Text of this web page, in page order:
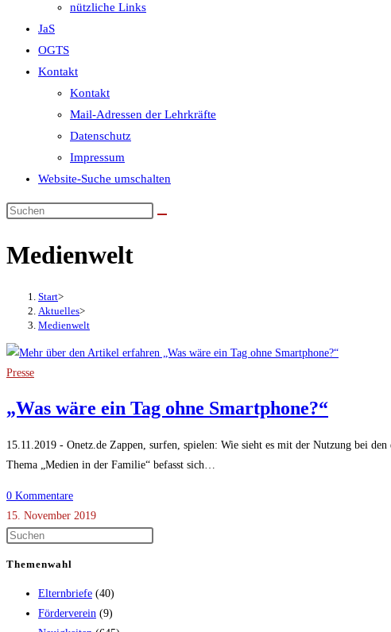
nützliche Links
JaS
OGTS
Kontakt
Kontakt
Mail-Adressen der Lehrkräfte
Datenschutz
Impressum
Website-Suche umschalten
Medienwelt
Start>
Aktuelles>
Medienwelt
Presse
„Was wäre ein Tag ohne Smartphone?“
15.11.2019 - Onetz.de Zappen, surfen, spielen: Wie sieht es mit der Nutzung bei
Thema „Medien in der Familie“ befasst sich…
0 Kommentare
15. November 2019
Themenwahl
Elternbriefe (40)
Förderverein (9)